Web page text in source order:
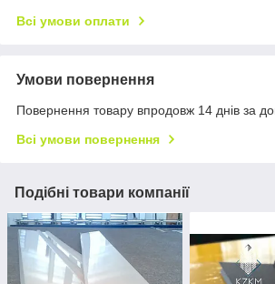
Всі умови оплати
Умови повернення
Повернення товару впродовж 14 днів за
Всі умови повернення
Подібні товари компанії